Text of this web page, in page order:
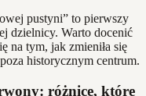
pustyni” to pierwszy
dzielnicy. Warto docenić
na tym, jak zmieniła się
historycznym centrum.
różnice, które